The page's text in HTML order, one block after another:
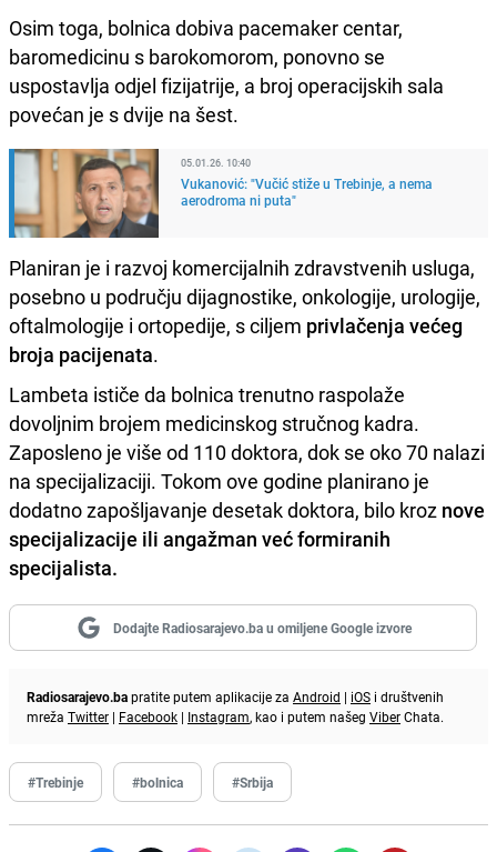
Osim toga, bolnica dobiva pacemaker centar,
baromedicinu s barokomorom, ponovno se
uspostavlja odjel fizijatrije, a broj operacijskih sala
povećan je s dvije na šest.
05.01.26. 10:40
Vukanović: "Vučić stiže u Trebinje, a nema
aerodroma ni puta"
Planiran je i razvoj komercijalnih zdravstvenih usluga,
posebno u području dijagnostike, onkologije, urologije,
oftalmologije i ortopedije, s ciljem privlačenja većeg
broja pacijenata.
Lambeta ističe da bolnica trenutno raspolaže
dovoljnim brojem medicinskog stručnog kadra.
Zaposleno je više od 110 doktora, dok se oko 70 nalazi
na specijalizaciji. Tokom ove godine planirano je
dodatno zapošljavanje desetak doktora, bilo kroz nove
specijalizacije ili angažman već formiranih
specijalista.
Dodajte Radiosarajevo.ba u omiljene Google izvore
Radiosarajevo.bapratite putem aplikacije za Android | iOS i društvenih
mreža Twitter | Facebook | Instagram, kao i putem našeg ViberChata.
#Trebinje #bolnica #Srbija